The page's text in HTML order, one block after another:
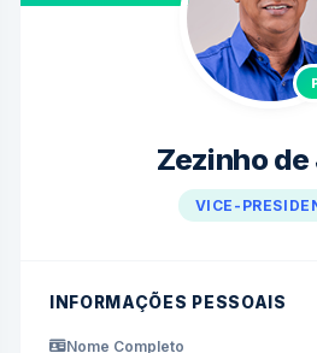
Zezinho
VICE-
INFORMAÇÕES PESSOAIS
Nome Completo